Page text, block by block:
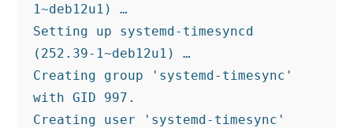
1~deb12u1) …
Setting up systemd-timesyncd
(252.39-1~deb12u1) …
Creating group 'systemd-timesync'
with GID 997.
Creating user 'systemd-timesync'